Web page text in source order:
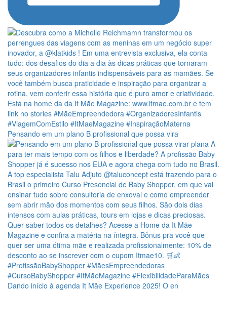
Pensando em um plano B profissional que possa vira
Dando início à agenda It Mãe Experience 2025! O en